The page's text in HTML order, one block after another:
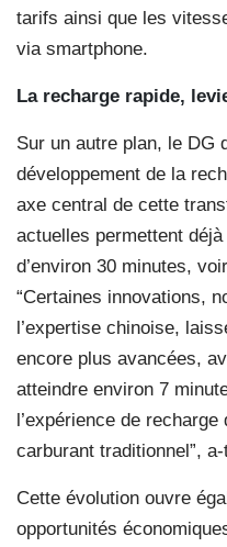
tarifs ainsi que les
via smartphone.
La recharge rapide,
Sur un autre plan, le DG
développement de la
axe central de cette
actuelles permettent
d’environ 30 minutes,
“Certaines innovations,
l’expertise chinoise,
encore plus avancées,
atteindre environ 7
l’expérience de recharge
carburant traditionnel”,
Cette évolution ouvre
opportunités